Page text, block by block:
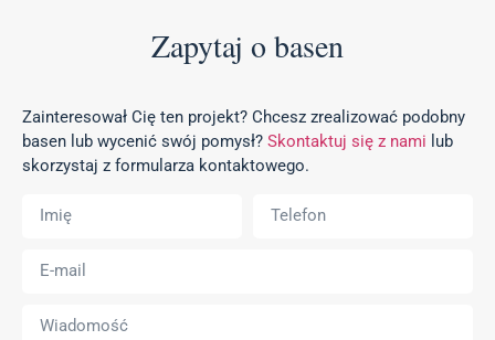
Zapytaj o basen
Zainteresował Cię ten projekt? Chcesz zrealizować podobny
basen lub wycenić swój pomysł? Skontaktuj się z nami lub
skorzystaj z formularza kontaktowego.